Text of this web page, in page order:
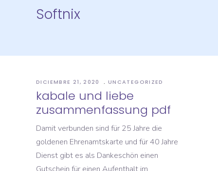
Softnix
DICIEMBRE 21, 2020 UNCATEGORIZED
kabale und liebe
zusammenfassung pdf
Damit verbunden sind für 25 Jahre die
goldenen Ehrenamtskarte und für 40 Jahre
Dienst gibt es als Dankeschön einen